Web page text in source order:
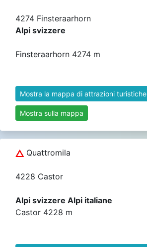
4274 Finsteraarhorn
Alpi svizzere
Finsteraarhorn 4274 m
Mostra la mappa di attrazioni turistiche
Mostra sulla mappa
Quattromila
4228 Castor
Alpi svizzere Alpi italiane
Castor 4228 m